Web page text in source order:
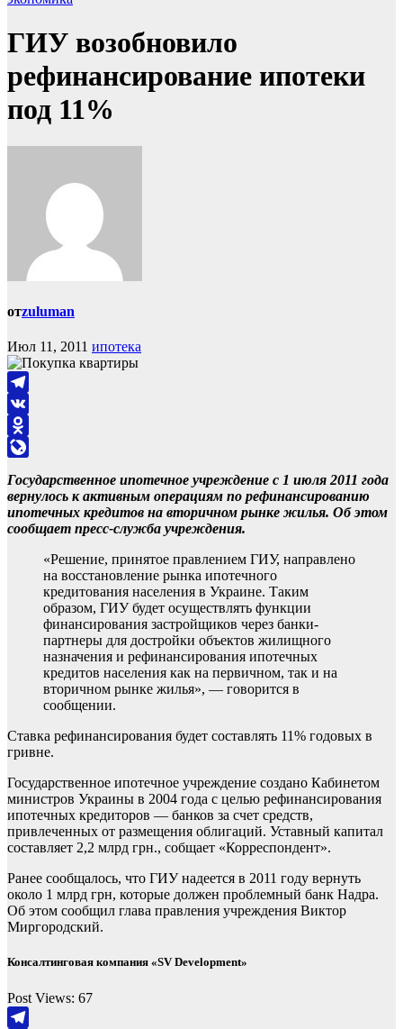
ГИУ возобновило
рефинансирование ипотеки
под 11%
отzuluman
Июл 11, 2011 ипотека
Telegram
VK
Odnoklassniki
Государственное ипотечное учреждение с 1 июля 2011 года
вернулось к активным операциям по рефинансированию
ипотечных кредитов на вторичном рынке жилья. Об этом
сообщает пресс-служба учреждения.
«Решение, принятое правлением ГИУ, направлено
на восстановление рынка ипотечного
кредитования населения в Украине. Таким
образом, ГИУ будет осуществлять функции
финансирования застройщиков через банки-
партнеры для достройки объектов жилищного
назначения и рефинансирования ипотечных
кредитов населения как на первичном, так и на
вторичном рынке жилья», — говорится в
сообщении.
Ставка рефинансирования будет составлять 11% годовых в
гривне.
Государственное ипотечное учреждение создано Кабинетом
министров Украины в 2004 года с целью рефинансирования
ипотечных кредиторов — банков за счет средств,
привлеченных от размещения облигаций. Уставный капитал
составляет 2,2 млрд грн., собщает «Корреспондент».
Ранее сообщалось, что ГИУ надеется в 2011 году вернуть
около 1 млрд грн, которые должен проблемный банк Надра.
Об этом сообщил глава правления учреждения Виктор
Миргородский.
Консалтинговая компания «SV Development»
Post Views: 67